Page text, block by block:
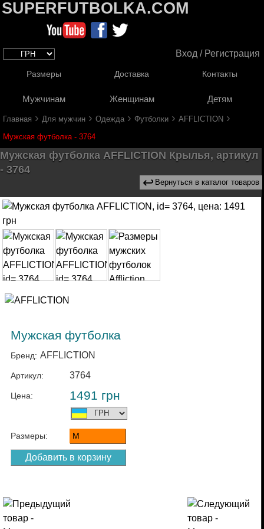
SUPERFUTBOLKA.COM
Вход / Регистрация
Размеры Доставка Контакты
Мужчинам Женщинам Детям
Главная › Для мужчин › Одежда › Футболки › AFFLICTION ›
Мужская футболка - 3764
Мужская футболка AFFLICTION Крылья, артикул
- 3764
↩ Вернуться в каталог товаров
Мужская футболка
Бренд: AFFLICTION
Артикул: 3764
Цена: 1491 грн
Размеры: M